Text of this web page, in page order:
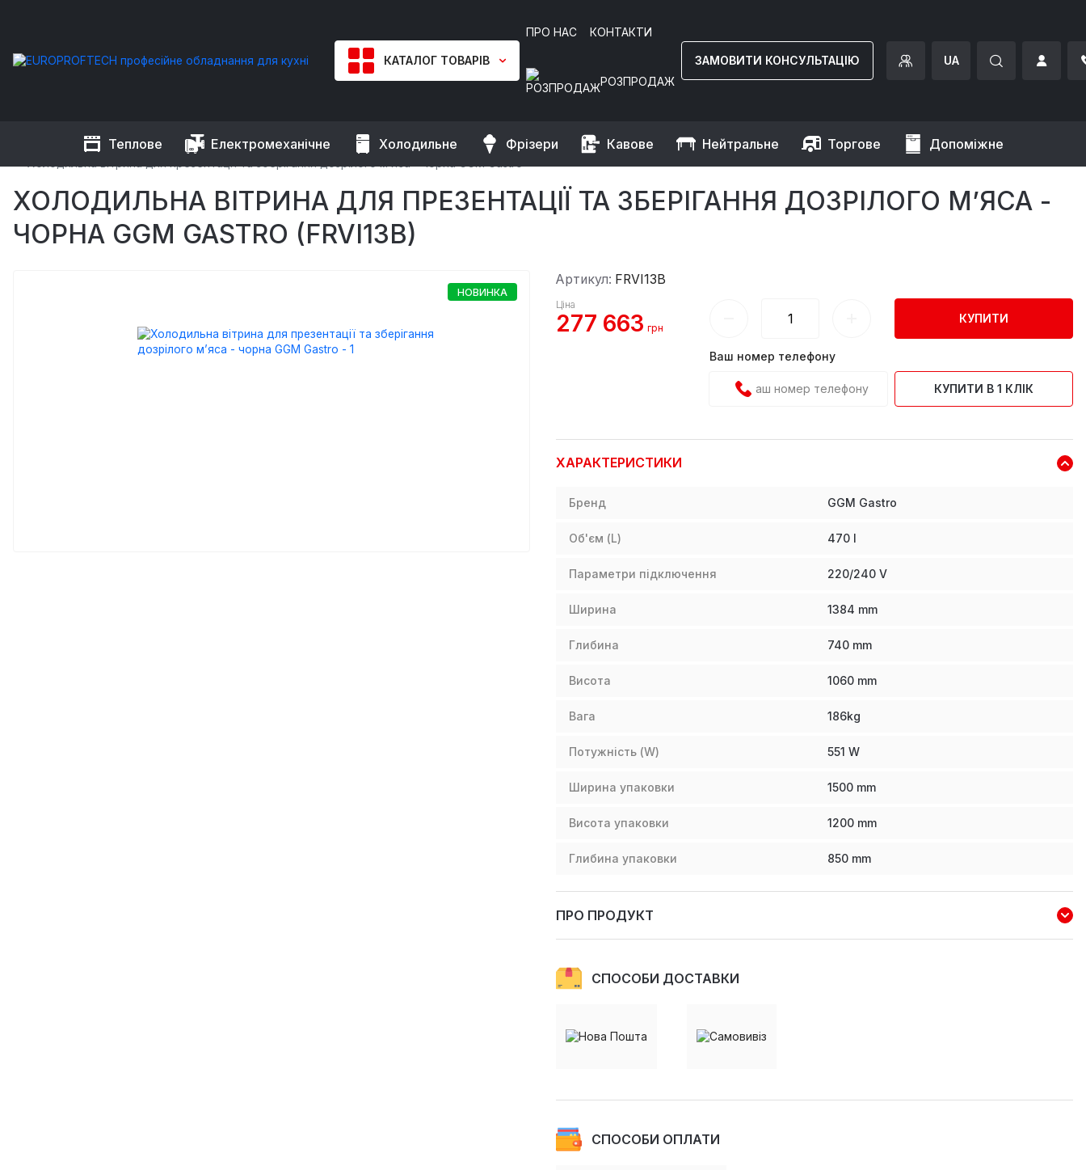
КАТАЛОГ ТОВАРІВ
ПРО НАС КОНТАКТИ
РОЗПРОДАЖ
ЗАМОВИТИ КОНСУЛЬТАЦІЮ UA
Теплове Електромеханічне Холодильне Фрізери Кавове Нейтральне Торгове Допоміжне
EUROPROFTECH Холодильне обладнання Холодильні шафи для дозрівання продуктів
Шафи для дозрівання м'яса
ХОЛОДИЛЬНА ВІТРИНА ДЛЯ ПРЕЗЕНТАЦІЇ ТА ЗБЕРІГАННЯ ДОЗРІЛОГО М’ЯСА -
ЧОРНА GGM GASTRO (FRVI13B)
НОВИНКА
Артикул: FRVI13B
Ціна
277 663 грн
КУПИТИ
Ваш номер телефону
КУПИТИ В 1 КЛІК
ХАРАКТЕРИСТИКИ
Бренд GGM Gastro
Об'єм (L) 470 l
Параметри підключення 220/240 V
Ширина 1384 mm
Глибина 740 mm
Висота 1060 mm
Вага 186kg
Потужність (W) 551 W
Ширина упаковки 1500 mm
Висота упаковки 1200 mm
Глибина упаковки 850 mm
ПРО ПРОДУКТ
СПОСОБИ ДОСТАВКИ
СПОСОБИ ОПЛАТИ